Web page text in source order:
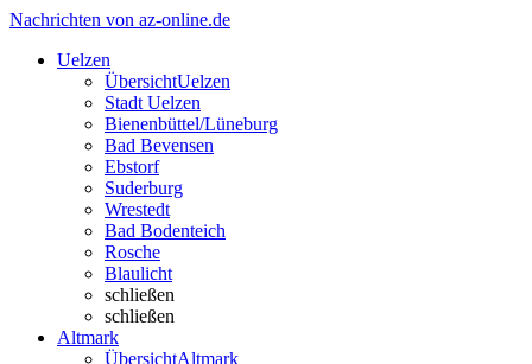
Nachrichten von az-online.de
Uelzen
ÜbersichtUelzen
Stadt Uelzen
Bienenbüttel/Lüneburg
Bad Bevensen
Ebstorf
Suderburg
Wrestedt
Bad Bodenteich
Rosche
Blaulicht
schließen
schließen
Altmark
ÜbersichtAltmark